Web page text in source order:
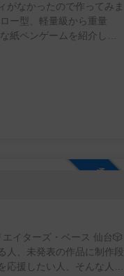
方に、ゆるく活用していた
がなかったので作ってみま
ー型、軽量級から重量
紙ペンゲームを紹介した
てください。 無言参加も
エイターズ・ベース 仙台🎲
人、未発表の作品に制作段
援したい人、そんな人達